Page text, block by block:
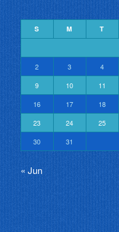
S M T
2
3 4
9
10 11
16
17 18
23
24 25
30
31
« Jun